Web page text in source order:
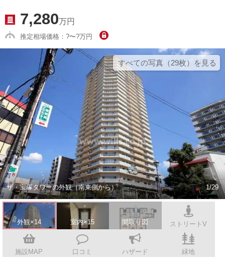
住まいをつくる
店舗案内
スタッフ紹介
会社案内
営業所をさがす
スタッフをさがす
価格査定を依頼する
相場データを依頼する
7,280万円
推定相場価格：?〜?万円
すべての写真（29枚）を⾒る
ザ・宝塚タワーの外観（南東側から） 1/29
外観×14 室内×15 間取り図 ストリートV
施設MAP 口コミ ハザード 緑地